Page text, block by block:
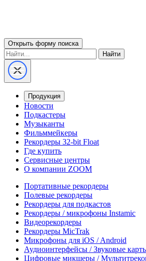
Открыть форму поиска
Найти
Продукция
Новости
Подкастеры
Музыканты
Фильммейкеры
Рекордеры 32-bit Float
Где купить
Сервисные центры
О компании ZOOM
Портативные рекордеры
Полевые рекордеры
Рекордеры для подкастов
Рекордеры / микрофоны Instamic
Видеорекордеры
Рекордеры MicTrak
Микрофоны для iOS / Android
Аудиоинтерфейсы / Звуковые
Цифровые микшеры /